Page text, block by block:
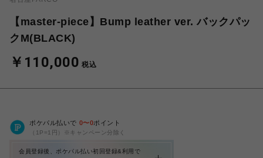
【master-piece】Bump leather ver. バックパッ
クM(BLACK)
￥110,000 税込
ポケパル払いで 0〜0ポイント
（1P=1円）※キャンペーン分除く
会員登録後、ポケパル払い初回登録&利用で